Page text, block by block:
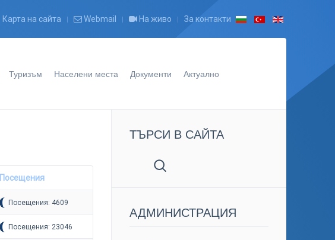
Карта на сайта Webmail На живо За контакти
Туризъм Населени места Документи Актуално
Посещения
Посещения: 4609
Посещения: 23046
ТЪРСИ В САЙТА
АДМИНИСТРАЦИЯ